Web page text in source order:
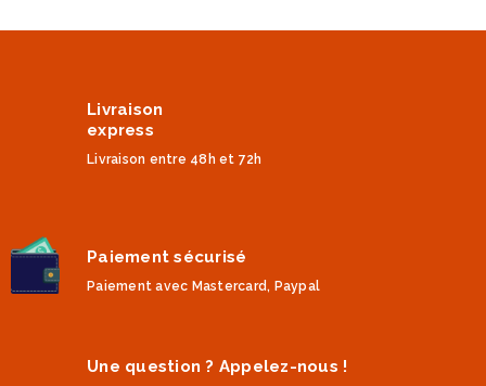
Livraison
express
Livraison entre 48h et 72h
Paiement sécurisé
Paiement avec Mastercard, Paypal
Une question ? Appelez-nous !